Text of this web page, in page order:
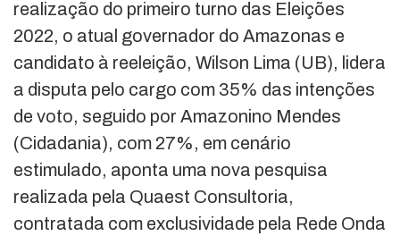
realização do primeiro turno das Eleições
2022, o atual governador do Amazonas e
candidato à reeleição, Wilson Lima (UB), lidera
a disputa pelo cargo com 35% das intenções
de voto, seguido por Amazonino Mendes
(Cidadania), com 27%, em cenário
estimulado, aponta uma nova pesquisa
realizada pela Quaest Consultoria,
contratada com exclusividade pela Rede Onda